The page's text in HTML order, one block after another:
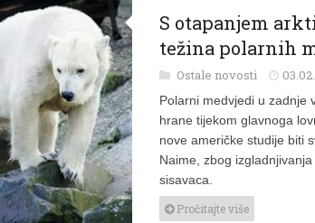
S otapanjem
težina polarnih
hrane tijekom glavnoga
nove američke studije biti
Naime, zbog
sisavaca.
Pročitajte više